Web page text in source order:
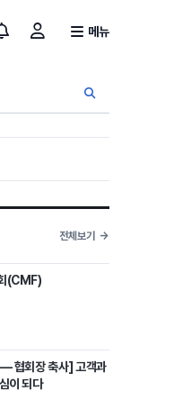
메뉴
전체보기
(CMF)
협회장 축사] 고객과
이 되다